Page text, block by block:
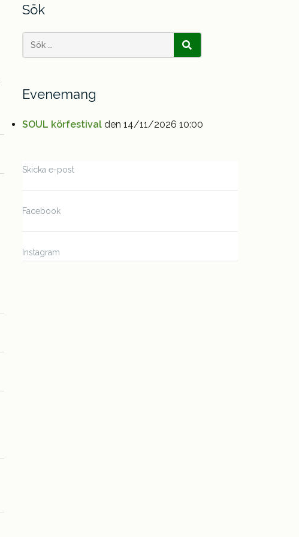
Sök
Search
for:
SÖK
Evenemang
SOUL körfestival den 14/11/2026 10:00
Skicka e-post
Facebook
Instagram